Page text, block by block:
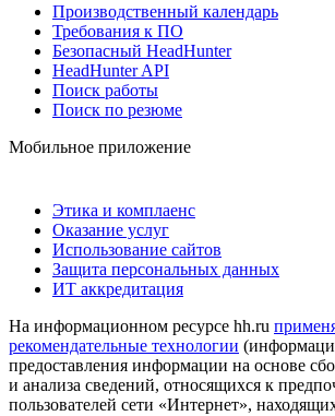
Производственный календарь
Требования к ПО
Безопасный HeadHunter
HeadHunter API
Поиск работы
Поиск по резюме
Мобильное приложение
Этика и комплаенс
Оказание услуг
Использование сайтов
Защита персональных данных
ИТ аккредитация
На информационном ресурсе hh.ru
рекомендательные технологии
предоставления информации на основе
и анализа сведений, относящихся к
пользователей сети «Интернет»,